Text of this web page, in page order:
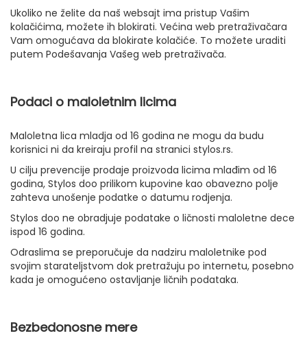
Ukoliko ne želite da naš websajt ima pristup Vašim
kolačićima, možete ih blokirati. Većina web pretraživačara
Vam omogućava da blokirate kolačiće. To možete uraditi
putem Podešavanja Vašeg web pretraživača.
Podaci o maloletnim licima
Maloletna lica mladja od 16 godina ne mogu da budu
korisnici ni da kreiraju profil na stranici stylos.rs.
U cilju prevencije prodaje proizvoda licima mlađim od 16
godina, Stylos doo prilikom kupovine kao obavezno polje
zahteva unošenje podatke o datumu rodjenja.
Stylos doo ne obradjuje podatake o ličnosti maloletne dece
ispod 16 godina.
Odraslima se preporučuje da nadziru maloletnike pod
svojim starateljstvom dok pretražuju po internetu, posebno
kada je omogućeno ostavljanje ličnih podataka.
Bezbedonosne mere